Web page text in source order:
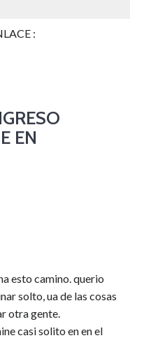
:
EN
esto camino. querio
solto, ua de las cosas
otra gente.
casi solito en en el